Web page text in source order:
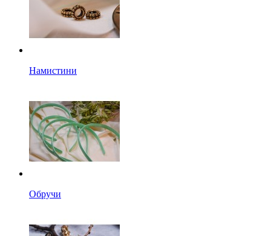
Намистини
Обручи